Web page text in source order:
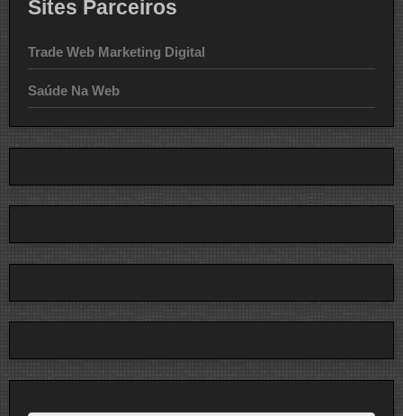
Sites Parceiros
Trade Web Marketing Digital
Saúde Na Web